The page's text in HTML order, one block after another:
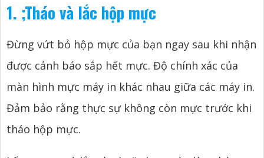
1. ;Tháo và lắc hộp mực
Đừng vứt bỏ hộp mực của bạn ngay sau khi nhận
được cảnh báo sắp hết mực. Độ chính xác của
màn hình mực máy in khác nhau giữa các máy in.
Đảm bảo rằng thực sự không còn mực trước khi
tháo hộp mực.